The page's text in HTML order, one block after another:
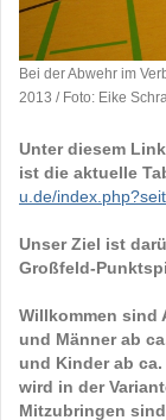
Bei der Abwehr im
2013 / Foto: Eike
Unter diesem
ist die aktuelle
u.de/
Unser Ziel ist
Großfeld-
Willkommen sind
und Männer ab
und Kinder ab
wird in der
Mitzubringen